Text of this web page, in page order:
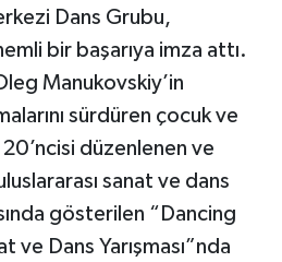
Dans Grubu,
bir başarıya imza attı.
Manukovskiy’in
sürdüren çocuk ve
20’ncisi düzenlenen ve
sanat ve dans
gösterilen “Dancing
ve Dans Yarışması”nda